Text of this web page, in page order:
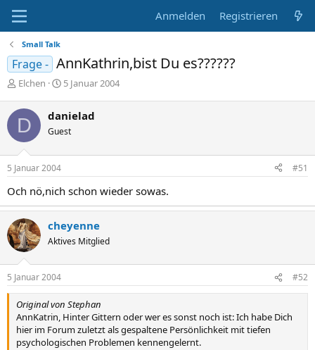
Anmelden Registrieren
Small Talk
Frage - AnnKathrin,bist Du es??????
E
s
t
e
l
l
e
Elchen
E
t
e
l
m
5 Januar 2004
D danielad
Guest
5 Januar 2004 #51
Och nö,nich schon wieder sowas.
cheyenne
Aktives Mitglied
5 Januar 2004 #52
Original von Stephan
AnnKatrin, Hinter Gittern oder wer es sonst noch ist: Ich habe Dich
hier im Forum zuletzt als gespaltene Persönlichkeit mit tiefen
psychologischen Problemen kennengelernt.